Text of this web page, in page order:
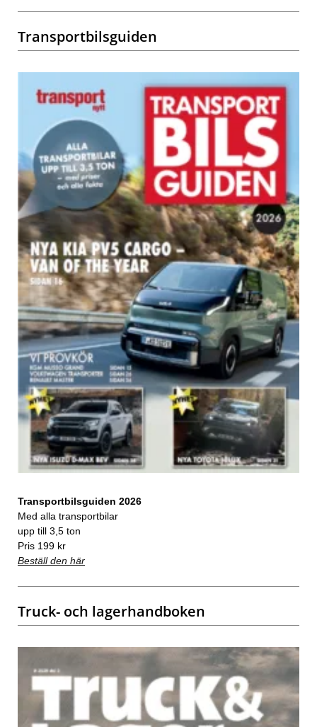
Transportbilsguiden
Transportbilsguiden 2026
Med alla transportbilar
upp till 3,5 ton
Pris 199 kr
Beställ den här
Truck- och lagerhandboken